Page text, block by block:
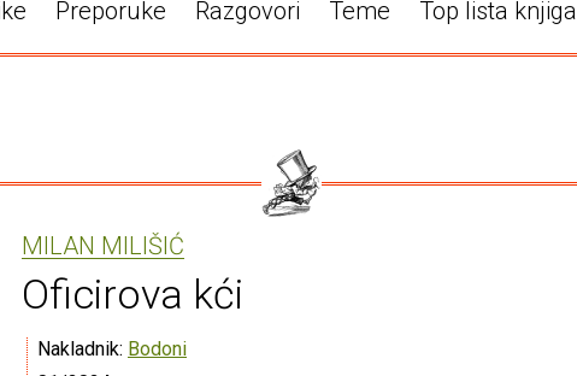
Preporuke Razgovori Teme Top lista knjiga
MILAN MILIŠIĆ
Oficirova kći
Nakladnik: Bodoni